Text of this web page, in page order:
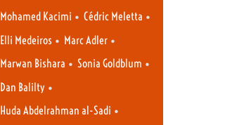
Mohamed Kacimi • Cédric Meletta •
Elli Medeiros • Marc Adler •
Marwan Bishara • Sonia Goldblum •
Dan Balilty •
Huda Abdelrahman al-Sadi •